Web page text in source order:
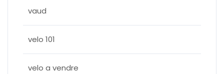
vaud
velo 101
velo a vendre